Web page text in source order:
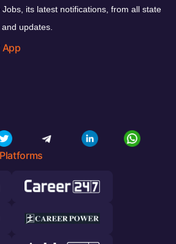
its latest notifications, from all state
updates.